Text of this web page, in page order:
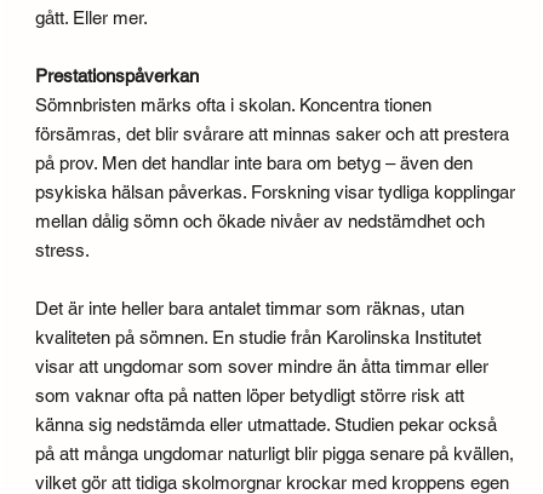
gått. Eller mer.
Prestationspåverkan
Sömnbristen märks ofta i skolan. Koncentra tionen
försämras, det blir svårare att minnas saker och att prestera
på prov. Men det handlar inte bara om betyg – även den
psykiska hälsan påverkas. Forskning visar tydliga kopplingar
mellan dålig sömn och ökade nivåer av nedstämdhet och
stress.
Det är inte heller bara antalet timmar som räknas, utan
kvaliteten på sömnen. En studie från Karolinska Institutet
visar att ungdomar som sover mindre än åtta timmar eller
som vaknar ofta på natten löper betydligt större risk att
känna sig nedstämda eller utmattade. Studien pekar också
på att många ungdomar naturligt blir pigga senare på kvällen,
vilket gör att tidiga skolmorgnar krockar med kroppens egen